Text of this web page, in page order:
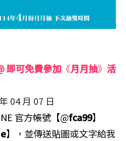
即可免費參加 《月月抽》 活
04 月 07 日
官方帳號 【@fca99】
】
，並傳送貼圖或文字給我